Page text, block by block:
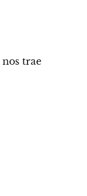
trae